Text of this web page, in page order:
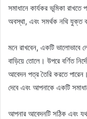
সমাধানে কার্যকর ভূমিকা
অবস্থা, এবং সমর্থক নথি যুক্ত
মনে রাখবেন, একটি ভালোভাবে
বাড়িয়ে তোলে। উপরে বর্ণিত
আবেদন পত্র তৈরি করতে
দেবে এবং আপনাকে একটি
আপনার আবেদনটি সঠিক এবং